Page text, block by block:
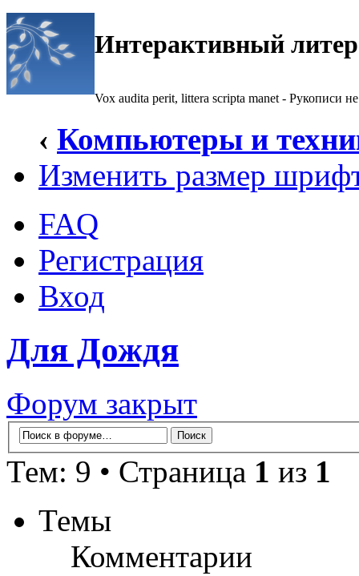
Интерактивный
Vox audita perit, littera scripta manet - Рукописи не
‹ Компьютеры и
Изменить размер
FAQ
Регистрация
Вход
Для Дождя
Форум закрыт
Тем: 9 • Страница 1 из 1
Темы
Комментарии